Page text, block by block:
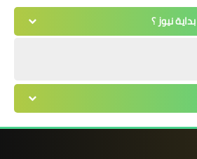
نيوز ؟